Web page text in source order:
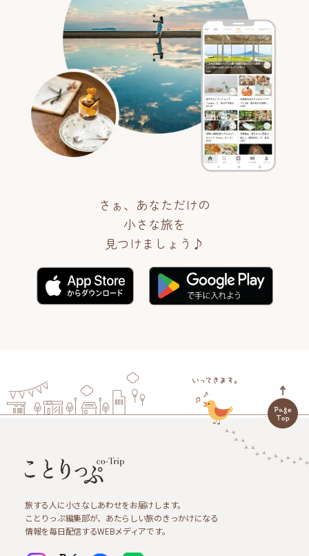
さぁ、あなただけの
小さな旅を
見つけましょう♪
旅する人に小さなしあわせをお届けします。
ことりっぷ編集部が、あたらしい旅のきっかけになる
情報を毎日配信するWEBメディアです。